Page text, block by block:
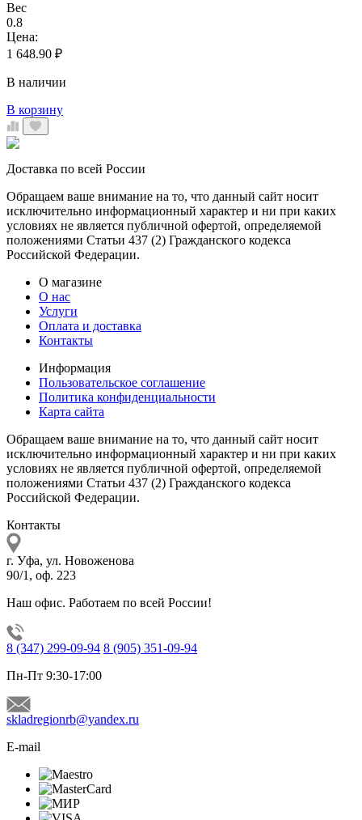
Вес
0.8
Цена:
1 648.90 ₽
В наличии
В корзину
Доставка по всей России
Обращаем ваше внимание на то, что данный сайт носит
исключительно информационный характер и ни при каких
условиях не является публичной офертой, определяемой
положениями Статьи 437 (2) Гражданского кодекса
Российской Федерации.
О магазине
О нас
Услуги
Оплата и доставка
Контакты
Информация
Пользовательское соглашение
Политика конфиденциальности
Карта сайта
Обращаем ваше внимание на то, что данный сайт носит
исключительно информационный характер и ни при каких
условиях не является публичной офертой, определяемой
положениями Статьи 437 (2) Гражданского кодекса
Российской Федерации.
Контакты
г. Уфа, ул. Новоженова
90/1, оф. 223
Наш офис. Работаем по всей России!
8 (347) 299-09-94 8 (905) 351-09-94
Пн-Пт 9:30-17:00
skladregionrb@yandex.ru
E-mail